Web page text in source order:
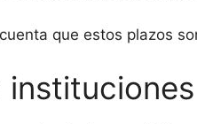
que estos plazos